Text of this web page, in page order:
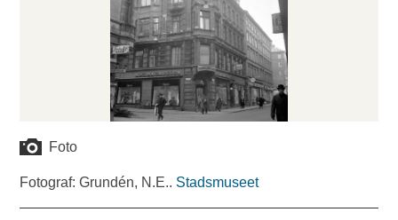
Foto
Fotograf: Grundén, N.E.. Stadsmuseet